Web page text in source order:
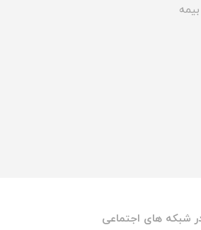
شبکه های اجتماعی